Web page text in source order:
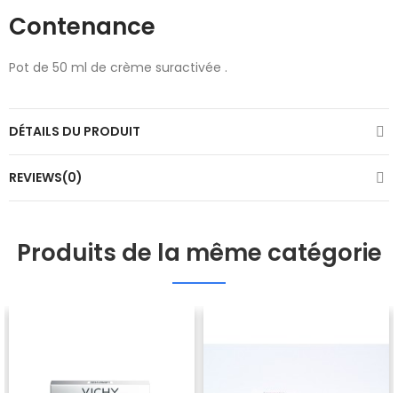
Contenance
Pot de 50 ml de crème suractivée .
DÉTAILS DU PRODUIT
REVIEWS(0)
Produits de la même catégorie